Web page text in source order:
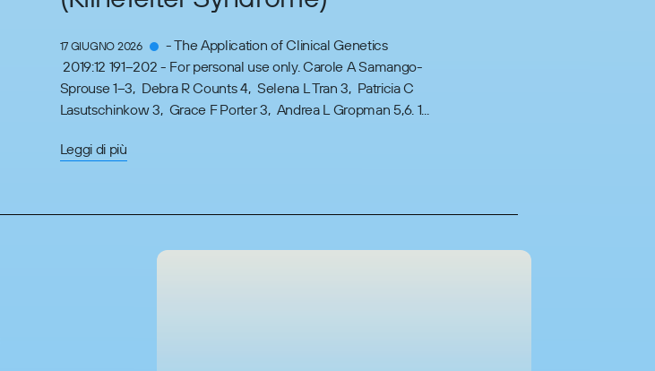
17 GIUGNO 2026
- The Application of Clinical Genetics
2019:12 191–202 - For personal use only. Carole A Samango-
Sprouse 1–3, Debra R Counts 4, Selena L Tran 3, Patricia C
Lasutschinkow 3, Grace F Porter 3, Andrea L Gropman 5,6. 1...
Leggi di più